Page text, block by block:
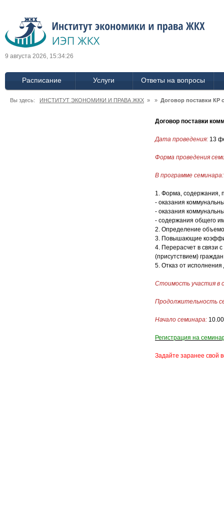
9 августа 2026, 15:34:27
Расписание Услуги Ответы на вопросы
Вы здесь: ИНСТИТУТ ЭКОНОМИКИ И ПРАВА ЖКХ » » Договор поставки КР
Договор поставки
Дата проведения: 13
Форма проведения
В программе семинара:
1. Форма, содержания,
- оказания
- оказания
- содержания общего
2. Определение
3. Повышающие
4. Перерасчет в связи
(присутствием) граждан
5. Отказ от исполнения
Стоимость участия в
Продолжительность
Начало семинара:
Регистрация на
Задайте заранее свой